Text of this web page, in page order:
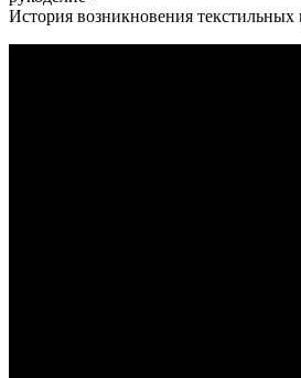
История возникновения текстильных